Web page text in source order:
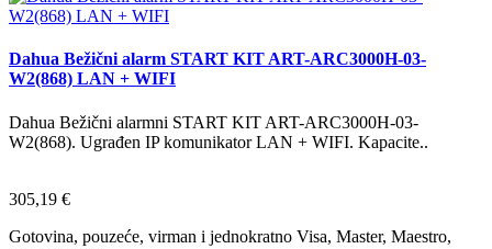
Dahua Bežični alarm START KIT ART-ARC3000H-03-
W2(868) LAN + WIFI
Dahua Bežični alarmni START KIT ART-ARC3000H-03-
W2(868). Ugrađen IP komunikator LAN + WIFI. Kapacite..
305,19 €
Gotovina, pouzeće, virman i jednokratno Visa, Master, Maestro,